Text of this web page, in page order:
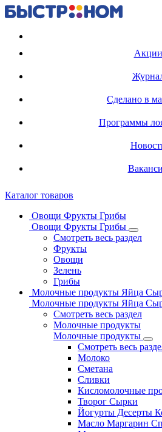
Акции
Сделано в
Программы
Каталог товаров
Овощи Фрукты Грибы
Овощи Фрукты Грибы
Смотреть весь раздел
Фрукты
Овощи
Зелень
Грибы
Молочные продукты Яйца
Молочные продукты Яйца
Смотреть весь раздел
Молочные продукты
Молочные продукты
Смотреть весь
Молоко
Сметана
Сливки
Кисломолочные
Творог Сырки
Йогурты Десерты
Масло Маргарин